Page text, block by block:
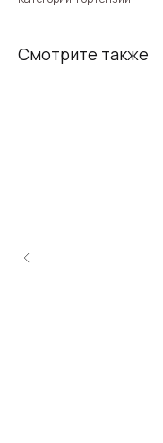
Смотрите также